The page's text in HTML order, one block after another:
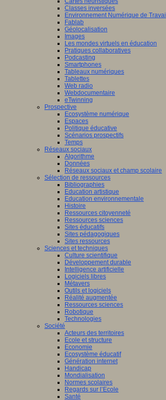
Classes inversées
Environnement Numérique de Travail
Fablab
Géolocalisation
Images
Les mondes virtuels en éducation
Pratiques collaboratives
Podcasting
Smartphones
Tableaux numériques
Tablettes
Web radio
Webdocumentaire
eTwinning
Prospective
Ecosystème numérique
Espaces
Politique éducative
Scénarios prospectifs
Temps
Réseaux sociaux
Algorithme
Données
Réseaux sociaux et champ scolaire
Sélection de ressources
Bibliographies
Education artistique
Education environnementale
Histoire
Ressources citoyenneté
Ressources sciences
Sites éducatifs
Sites pédagogiques
Sites ressources
Sciences et techniques
Culture scientifique
Développement durable
Intelligence artificielle
Logiciels libres
Métavers
Outils et logiciels
Réalité augmentée
Ressources sciences
Robotique
Technologies
Société
Acteurs des territoires
Ecole et structure
Economie
Ecosystème éducatif
Génération internet
Handicap
Mondialisation
Normes scolaires
Regards sur l’Ecole
Santé